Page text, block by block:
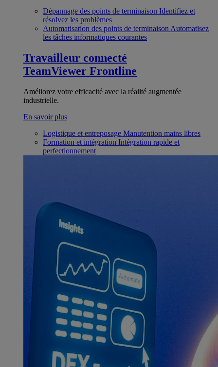
Dépannage des points de terminaison Identifiez et
résolvez les problèmes
Automatisation des points de terminaison Automatisez
les tâches informatiques courantes
Travailleur connecté
TeamViewer Frontline
Améliorez votre efficacité avec la réalité augmentée
industrielle.
En savoir plus
Logistique et entreposage Manutention mains libres
Formation et intégration Intégration rapide et
perfectionnement